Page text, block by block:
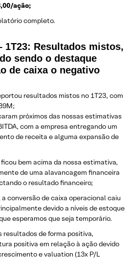
ação;
completo.
1T23: Resultados mistos,
sendo o destaque
de caixa o negativo
resultados mistos no 1T23, com
próximos das nossas estimativas
com a empresa entregando um
de receita e alguma expansão de
bem acima da nossa estimativa,
de uma alavancagem financeira
o resultado financeiro;
conversão de caixa operacional caiu
devido a níveis de estoque
esperamos que seja temporário.
resultados de forma positiva,
positiva em relação à ação devido
e valuation (13x P/L